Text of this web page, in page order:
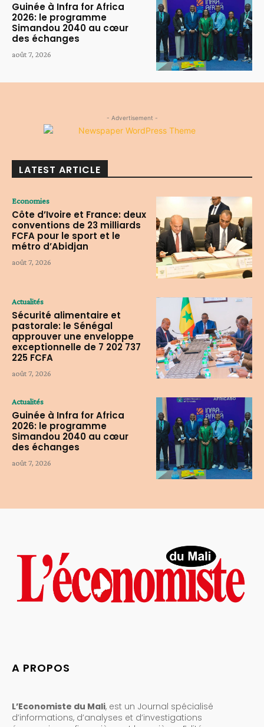
Guinée à Infra for Africa
2026: le programme
Simandou 2040 au cœur
des échanges
août 7, 2026
- Advertisement -
LATEST ARTICLE
Economies
Côte d’Ivoire et France: deux
conventions de 23 milliards
FCFA pour le sport et le
métro d’Abidjan
août 7, 2026
Actualités
Sécurité alimentaire et
pastorale: le Sénégal
approuver une enveloppe
exceptionnelle de 7 202 737
225 FCFA
août 7, 2026
Actualités
Guinée à Infra for Africa
2026: le programme
Simandou 2040 au cœur
des échanges
août 7, 2026
A PROPOS
L’Economiste du Mali, est un Journal spécialisé
d’informations, d’analyses et d’investigations